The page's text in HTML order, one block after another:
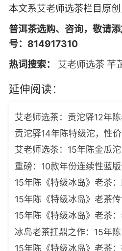
本文系艾老师选茶栏目原
普洱茶选购、咨询，敬请
号：814917310
热词搜索：
艾老师选茶 芊
延伸阅读：
重磅：10款年份连续性蓝